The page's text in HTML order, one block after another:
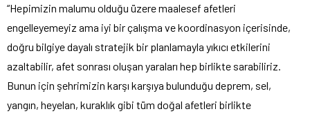
“Hepimizin malumu olduğu üzere maalesef afetleri
engelleyemeyiz ama iyi bir çalışma ve koordinasyon içerisinde,
doğru bilgiye dayalı stratejik bir planlamayla yıkıcı etkilerini
azaltabilir, afet sonrası oluşan yaraları hep birlikte sarabiliriz.
Bunun için şehrimizin karşı karşıya bulunduğu deprem, sel,
yangın, heyelan, kuraklık gibi tüm doğal afetleri birlikte